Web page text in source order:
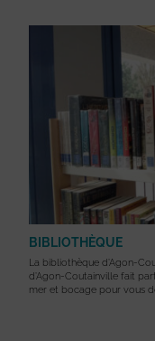
BIBLIOTHÈQUE
La bibliothèque d’Agon-
d’Agon-Coutainville fait
mer et bocage pour vous